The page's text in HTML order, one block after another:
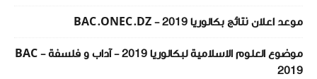
موعد اعلان نتائج بكالوريا 2019 - BAC.ONEC.DZ
موضوع العلوم الاسلامية لبكالوريا 2019 - آداب و فلسفة - BAC
2019